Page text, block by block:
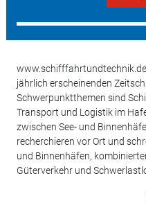
jährlich erscheinenden
Schwerpunktthemen sind
Transport und Logistik im
zwischen See- und
recherchieren vor Ort und
und Binnenhäfen,
Güterverkehr und